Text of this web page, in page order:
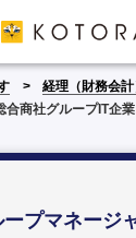
経理（財務会計
合商社グループIT企業
プマネージ